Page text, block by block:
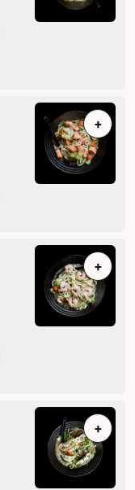
+
+
+